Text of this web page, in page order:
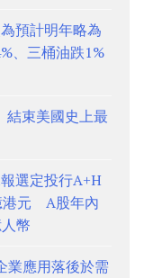
預計明年略為
、三桶油跌1%
束美國史上最
選定投行A+H
港元 A股年內
幣
應用落後於需